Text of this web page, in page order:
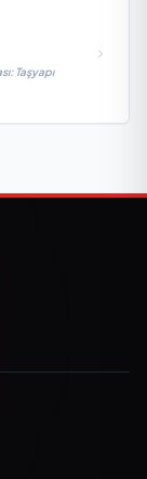
Taşyapı